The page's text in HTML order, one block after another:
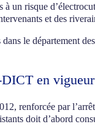
à un risque
et des
le département
en vigueur
renforcée par
doit d’abord